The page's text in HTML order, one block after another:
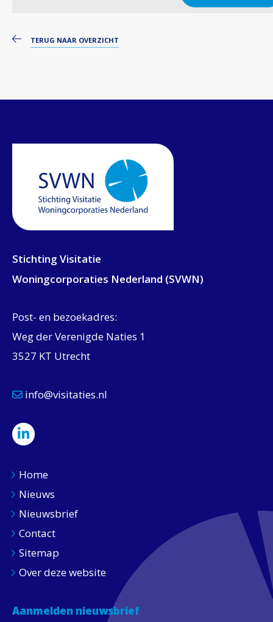
TERUG NAAR OVERZICHT
Stichting Visitatie
Woningcorporaties Nederland (SVWN)
Post- en bezoekadres:
Weg der Verenigde Naties 1
3527 KT Utrecht
info@visitaties.nl
Home
Nieuws
Nieuwsbrief
Contact
Sitemap
Over deze website
Aanmelden nieuwsbrief